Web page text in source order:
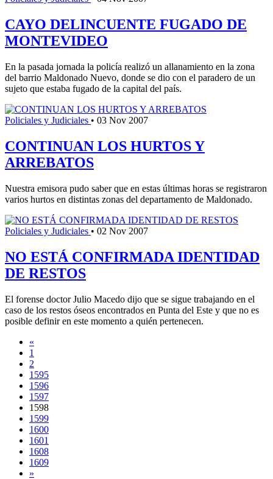
CAYO DELINCUENTE FUGADO DE
MONTEVIDEO
En la pasada jornada la policía realizó un allanamiento en la zona
del barrio Maldonado Nuevo, donde se dio con el paradero de un
sujeto que estaba fugado de la capital del país.
Policiales y Judiciales • 03 Nov 2007
CONTINUAN LOS HURTOS Y
ARREBATOS
Nuestra emisora pudo saber que en estas últimas horas se registraron
varios hurtos en distintas zonas del departamento de Maldonado.
Policiales y Judiciales • 02 Nov 2007
NO ESTÁ CONFIRMADA IDENTIDAD
DE RESTOS
El forense doctor Julio Macedo dijo que se sigue trabajando en el
caso de los restos óseos encontrados en Punta del Este y que no es
posible definir en este momento a quién pertenecen.
«
1
2
1595
1596
1597
1598
1599
1600
1601
1608
1609
»